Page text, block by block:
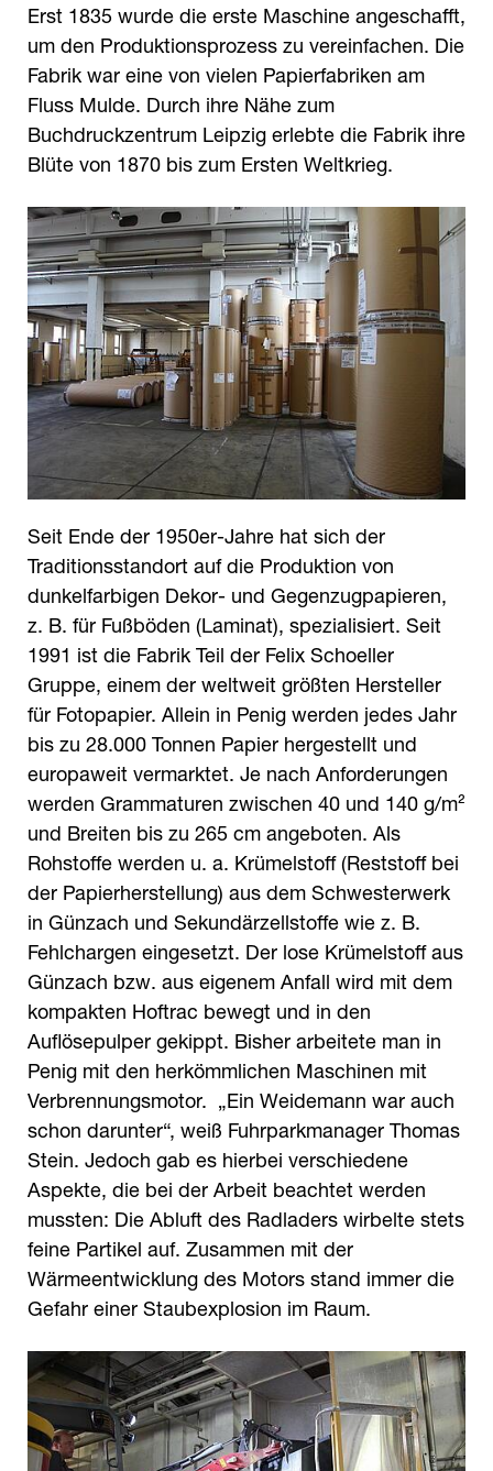
Erst 1835 wurde die erste Maschine angeschafft,
um den Produktionsprozess zu vereinfachen. Die
Fabrik war eine von vielen Papierfabriken am
Fluss Mulde. Durch ihre Nähe zum
Buchdruckzentrum Leipzig erlebte die Fabrik ihre
Blüte von 1870 bis zum Ersten Weltkrieg.
Seit Ende der 1950er-Jahre hat sich der
Traditionsstandort auf die Produktion von
dunkelfarbigen Dekor- und Gegenzugpapieren,
z. B. für Fußböden (Laminat), spezialisiert. Seit
1991 ist die Fabrik Teil der Felix Schoeller
Gruppe, einem der weltweit größten Hersteller
für Fotopapier. Allein in Penig werden jedes Jahr
bis zu 28.000 Tonnen Papier hergestellt und
europaweit vermarktet. Je nach Anforderungen
werden Grammaturen zwischen 40 und 140 g/m²
und Breiten bis zu 265 cm angeboten. Als
Rohstoffe werden u. a. Krümelstoff (Reststoff bei
der Papierherstellung) aus dem Schwesterwerk
in Günzach und Sekundärzellstoffe wie z. B.
Fehlchargen eingesetzt. Der lose Krümelstoff aus
Günzach bzw. aus eigenem Anfall wird mit dem
kompakten Hoftrac bewegt und in den
Auflösepulper gekippt. Bisher arbeitete man in
Penig mit den herkömmlichen Maschinen mit
Verbrennungsmotor. „Ein Weidemann war auch
schon darunter“, weiß Fuhrparkmanager Thomas
Stein. Jedoch gab es hierbei verschiedene
Aspekte, die bei der Arbeit beachtet werden
mussten: Die Abluft des Radladers wirbelte stets
feine Partikel auf. Zusammen mit der
Wärmeentwicklung des Motors stand immer die
Gefahr einer Staubexplosion im Raum.